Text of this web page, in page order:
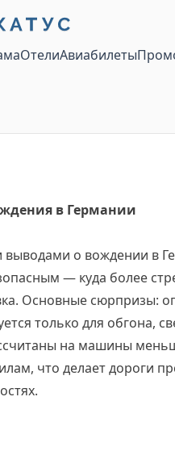
ОтелиАвиабилеты
в Германии
о вождении в
— куда более
Основные сюрпризы:
только для обгона,
на машины
что делает дороги